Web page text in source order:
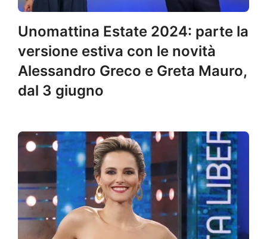
Unomattina Estate 2024: parte la
versione estiva con le novità
Alessandro Greco e Greta Mauro,
dal 3 giugno